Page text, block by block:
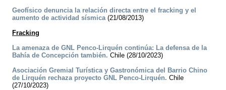
Geofísico denuncia la relación directa entre el fracking y el
aumento de actividad sísmica(21/08/2013)
Fracking
La amenaza de GNL Penco-Lirquén continúa: La defensa de la
Bahía de Concepción también. Chile (28/10/2023)
Asociación Gremial Turística y Gastronómica del Barrio Chino
de Lirquén rechaza proyecto GNL Penco-Lirquén. Chile
(27/10/2023)